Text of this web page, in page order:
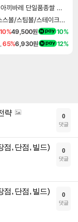
레 단일품종쌀 10kg
크/그릴드 직화 한입 닭가슴살)
10%49,500원 10%
Pack DLC65%6,930원 12%
략 0
댓글
점, 단점, 빌드) 0
댓글
점, 단점, 빌드) 0
댓글